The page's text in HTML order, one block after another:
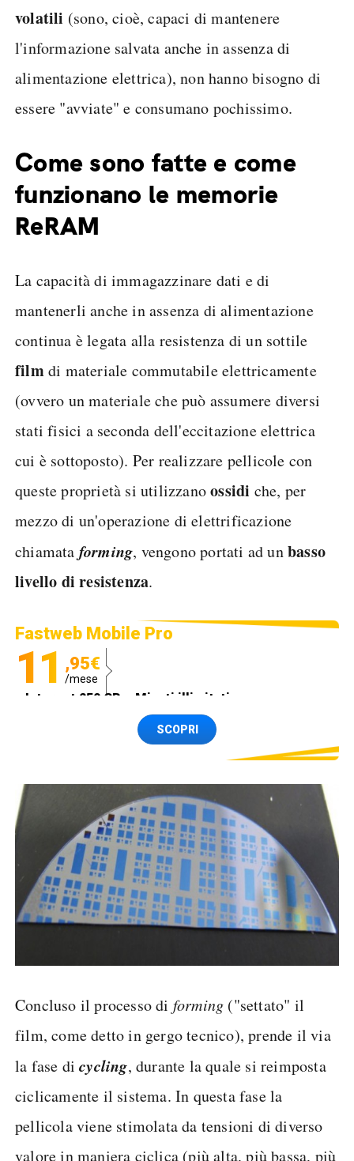
volatili (sono, cioè, capaci di mantenere
l'informazione salvata anche in assenza di
alimentazione elettrica), non hanno bisogno di
essere "avviate" e consumano pochissimo.
Come sono fatte e come
funzionano le memorie
ReRAM
La capacità di immagazzinare dati e di
mantenerli anche in assenza di alimentazione
continua è legata alla resistenza di un sottile
filmdi materiale commutabile elettricamente
(ovvero un materiale che può assumere diversi
stati fisici a seconda dell'eccitazione elettrica
cui è sottoposto). Per realizzare pellicole con
queste proprietà si utilizzanoossidi che, per
mezzo di un'operazione di elettrificazione
chiamata forming, vengono portati ad unbasso
livello di resistenza.
Fastweb Mobile Pro
11 ,95€
/mese
Internet 250 GB e Minuti illimitati
Spedizione SIM GRATISSCOPRI
Concluso il processo di forming ("settato" il
film, come detto in gergo tecnico), prende il via
la fase dicycling, durante la quale si reimposta
ciclicamente il sistema. In questa fase la
pellicola viene stimolata da tensioni di diverso
valore in maniera ciclica (più alta, più bassa, più